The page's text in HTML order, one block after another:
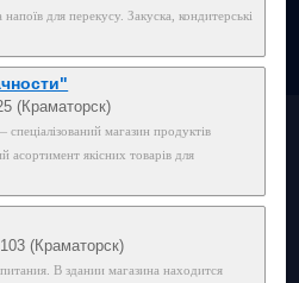
для перекусу. Закуска, кондитерські
(Краматорск)
магазин продуктів
якісних товарів для
(Краматорск)
В здании магазина находится